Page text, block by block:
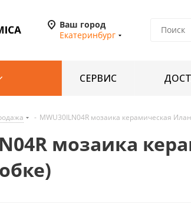
Ваш город
Екатеринбург
СЕРВИС
- MWU30ILN04R мозаика керамическая
мозаика